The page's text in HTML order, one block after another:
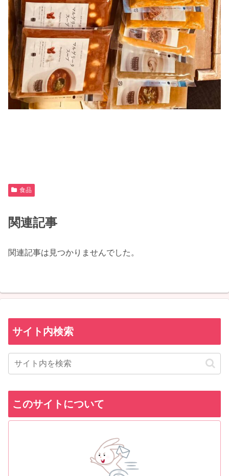
食品
関連記事
関連記事は見つかりませんでした。
サイト内検索
このサイトについて